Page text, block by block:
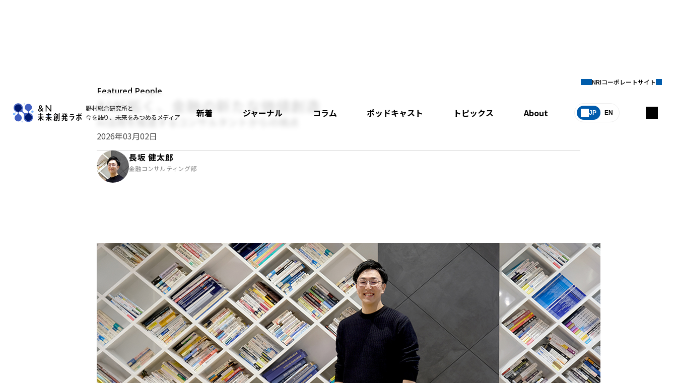
野村総合研究所と
今を語り、未来をみつめるメディア
新着 ジャーナル コラム ポッドキャスト トピックス About JP EN
NRIコーポレートサイト
Featured People
AIが拓く、金融の新たな価値創造
AI活用を推進するコンサルタントからの視点
2026年03月02日
長坂 健太郎
金融コンサルティング部